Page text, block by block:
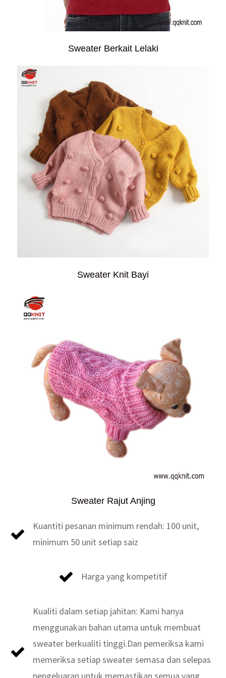
Sweater Berkait Lelaki
Sweater Knit Bayi
Sweater Rajut Anjing
Kuantiti pesanan minimum rendah: 100 unit,
minimum 50 unit setiap saiz
Harga yang kompetitif
Kualiti dalam setiap jahitan: Kami hanya
menggunakan bahan utama untuk membuat
sweater berkualiti tinggi.Dan pemeriksa kami
memeriksa setiap sweater semasa dan selepas